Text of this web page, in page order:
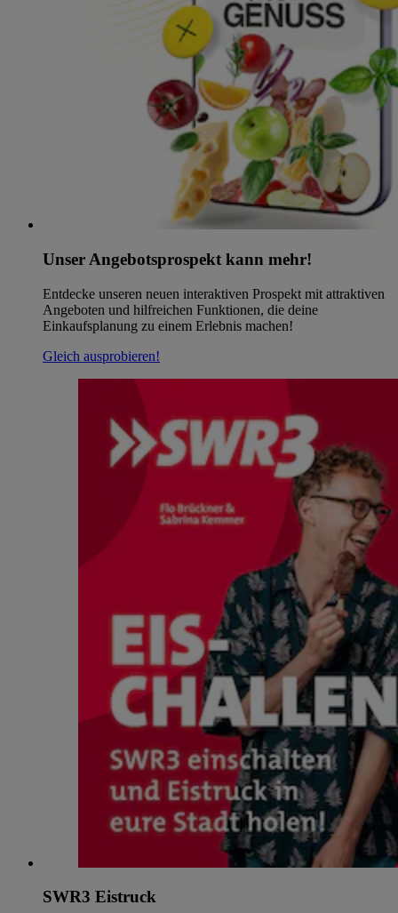
Unser Angebotsprospekt kann mehr!
Entdecke unseren neuen interaktiven Prospekt mit attraktiven
Angeboten und hilfreichen Funktionen, die deine
Einkaufsplanung zu einem Erlebnis machen!
Gleich ausprobieren!
SWR3 Eistruck